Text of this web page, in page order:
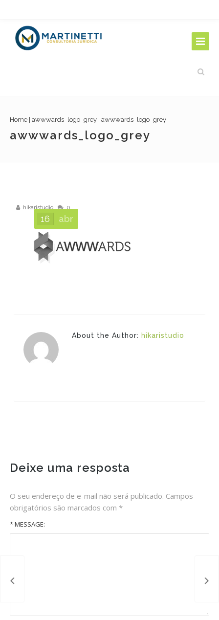
Home awwwards_logo_grey awwwards_logo_grey
awwwards_logo_grey
hikaristudio 0
16 abr
About the Author: hikaristudio
Deixe uma resposta
O seu endereço de e-mail não será publicado. Campos
obrigatórios são marcados com *
* MESSAGE: